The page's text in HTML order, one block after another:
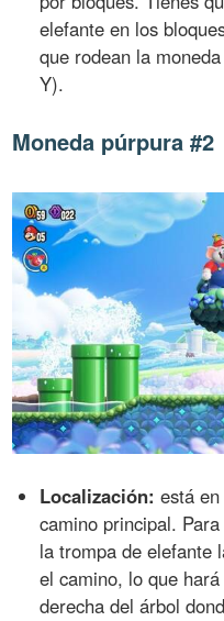
elefante en los
que rodean la
Y).
Moneda púrpura #2
Localización: está
camino principal.
la trompa de elefante
el camino, lo que
derecha del árbol